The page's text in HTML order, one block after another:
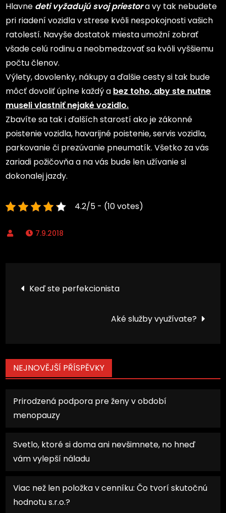
Hlavne deti vyžadujú svoj priestora vy tak nebudete
pri riadení vozidla v strese kvôli nespokojnosti vašich
ratolestí. Navyše dostatok miesta umožní zobrať
všade celú rodinu a neobmedzovať sa kvôli vyššiemu
počtu členov.
Výlety, dovolenky, nákupy a ďalšie cesty si tak bude
môcť dovoliť úplne každý a bez toho, aby ste nutne
museli vlastniť nejaké vozidlo.
Zbavíte sa tak i ďalších starostí ako je zákonné
poistenie vozidla, havarijné poistenie, servis vozidla,
parkovanie či prezúvanie pneumatík. Všetko za vás
zariadi požičovňa a na vás bude len užívanie si
dokonalej jazdy.
4.2/5 - (10 votes)
7.9.2018
Navigace
Keď ste perfekcionista
Aké služby využívate?
NEJNOVĚJŠÍ PŘÍSPĚVKY
Prirodzená podpora pre ženy v období
menopauzy
Svetlo, ktoré si doma ani nevšimnete, no hneď
vám vylepší náladu
Viac než len položka v cenníku: Čo tvorí skutočnú
hodnotu s.r.o.?